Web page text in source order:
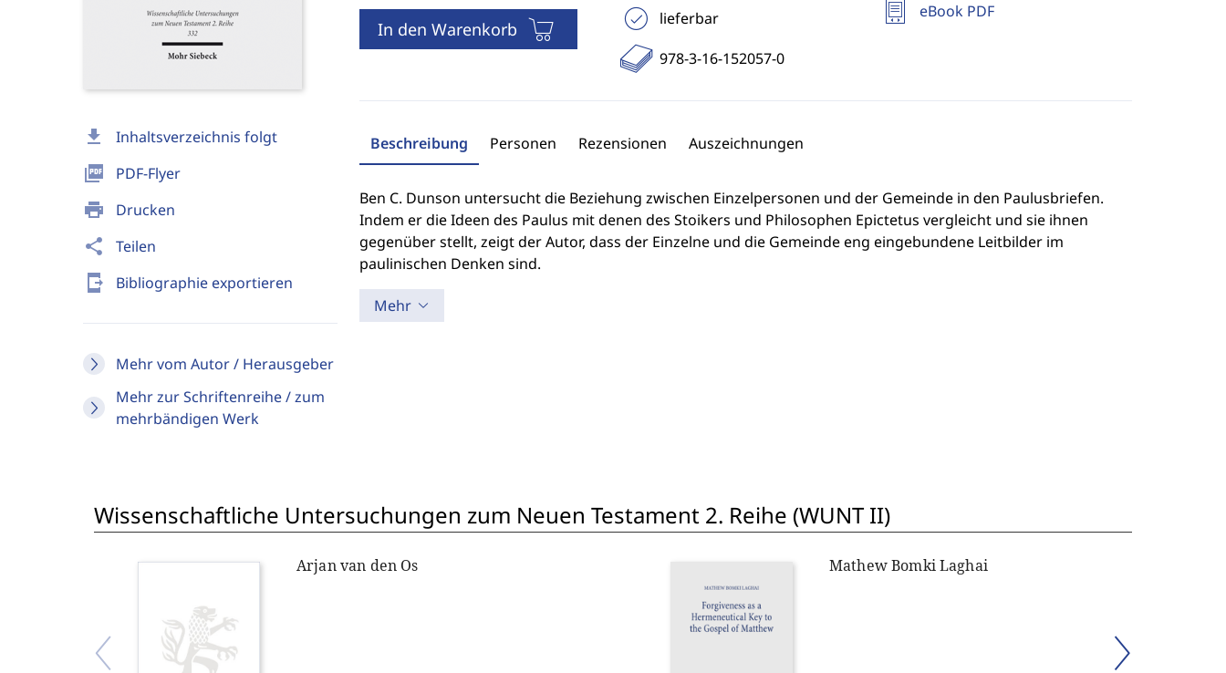
download Inhaltsverzeichnis folgt
picture_as_pdf PDF-Flyer
print Drucken
share Teilen
send_to_mobile Bibliographie exportieren
Mehr vom Autor / Herausgeber
Mehr zur Schriftenreihe / zum
mehrbändigen Werk
In den Warenkorb
lieferbar
978-3-16-152057-0
eBook PDF
Beschreibung Personen Rezensionen Auszeichnungen
Ben C. Dunson untersucht die Beziehung zwischen Einzelpersonen und der Gemeinde in den Paulusbriefen.
Indem er die Ideen des Paulus mit denen des Stoikers und Philosophen Epictetus vergleicht und sie ihnen
gegenüber stellt, zeigt der Autor, dass der Einzelne und die Gemeinde eng eingebundene Leitbilder im
paulinischen Denken sind.
Mehr
Wissenschaftliche Untersuchungen zum Neuen Testament 2. Reihe (WUNT II)
Arjan van den Os Mathew Bomki Laghai